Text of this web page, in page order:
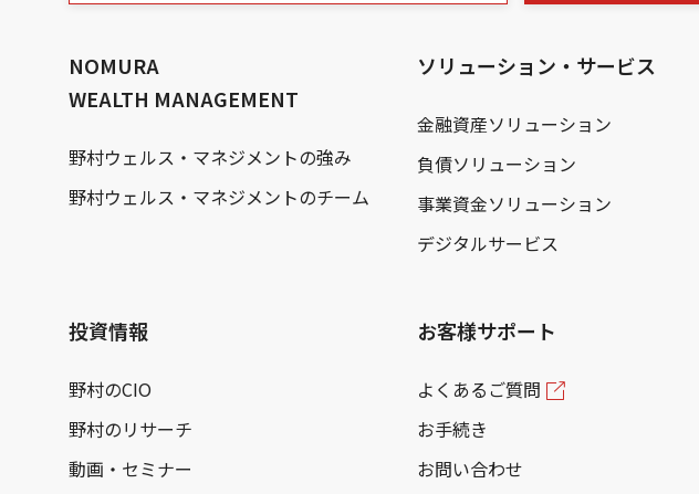
NOMURA
WEALTH MANAGEMENT
野村ウェルス・マネジメントの強み
野村ウェルス・マネジメントのチーム
ソリューション・サービス
金融資産ソリューション
負債ソリューション
事業資金ソリューション
デジタルサービス
投資情報
野村のCIO
野村のリサーチ
動画・セミナー
お客様サポート
よくあるご質問
お手続き
お問い合わせ